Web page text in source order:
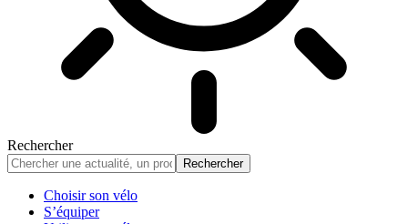
Rechercher
Choisir son vélo
S’équiper